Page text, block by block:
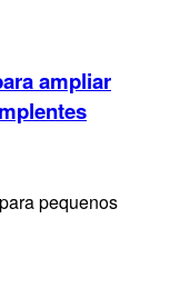
ampliar
pequenos